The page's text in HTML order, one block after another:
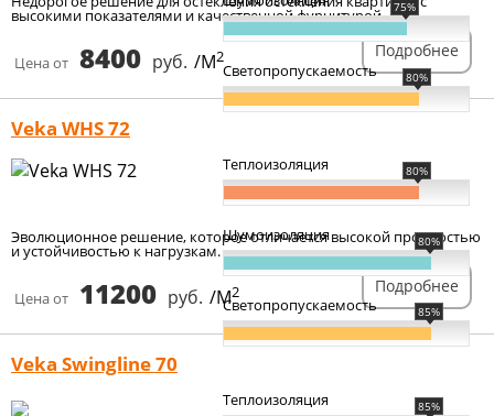
высокими показателями и качественной фурнитурой.
Цена от 8400 руб. /М2
75%
Светопропускаемость 80%
Подробнее
Veka WHS 72
Эволюционное решение, которое отличается высокой прочностью
и устойчивостью к нагрузкам.
Цена от 11200 руб. /М2
Теплоизоляция 80%
Шумоизоляция 80%
Светопропускаемость 85%
Подробнее
Veka Swingline 70
Теплоизоляция 85%